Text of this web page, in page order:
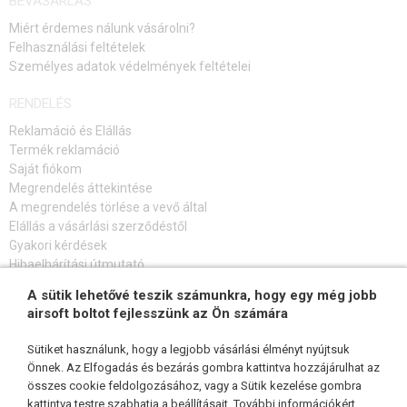
HPA
FEGYVER JAVÍTÁS ÉS KARBANTARTÁS
ÖNVÉDELMI FELSZERELÉSEK, KÉPZÉS, KÉSEK
CÉLOK, LŐLAP
OUTDOOR, BUSHCRAFT
ÉLELMISZER
ÉPÍTŐKÉSZLETEK, MODELLEK
REKLÁM TÁRGYAK
SÉRÜLT, HASZNÁLT ÁRUK
HÍREK
Miért érdemes nálunk vásárolni?
Felhasználási feltételek
Személyes adatok védelmények feltételei
RENDELÉS
Reklamáció és Elállás
Termék reklamáció
Saját fiókom
Megrendelés áttekintése
A megrendelés törlése a vevő által
Elállás a vásárlási szerződéstől
Gyakori kérdések
Hibaelhárítási útmutató
FELIRATKOZÁS HÍRLEVÉLRE
KÖVESSEN MINKET
A sütik lehetővé teszik számunkra, hogy egy még jobb
airsoft boltot fejlesszünk az Ön számára
Sütiket használunk, hogy a legjobb vásárlási élményt nyújtsuk
Önnek. Az Elfogadás és bezárás gombra kattintva hozzájárulhat az
összes cookie feldolgozásához, vagy a Sütik kezelése gombra
kattintva testre szabhatja a beállításait. További információkért